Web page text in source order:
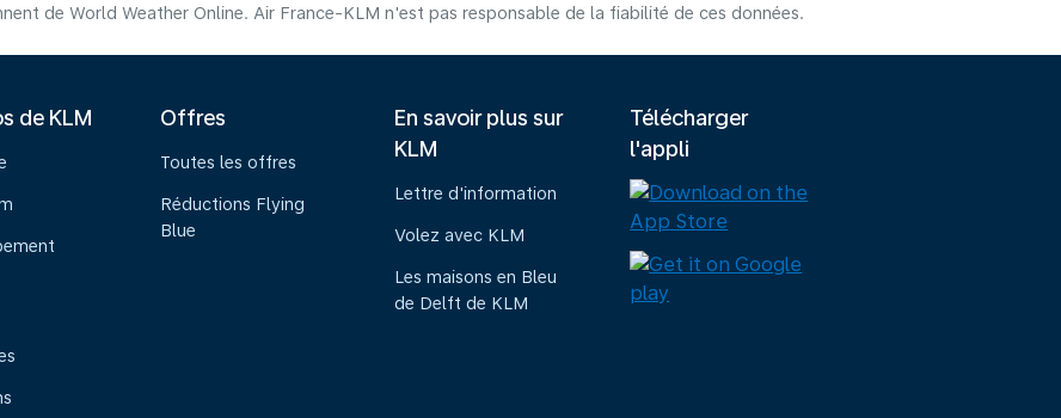
de World Weather Online. Air France-KLM n'est pas responsable de la fiabilité de ces données.
de KLM Offres
Toutes les offres
Réductions Flying
Blue
En savoir plus sur
KLM
Lettre d'information
Volez avec KLM
Les maisons en Bleu
de Delft de KLM
Télécharger
l'appli